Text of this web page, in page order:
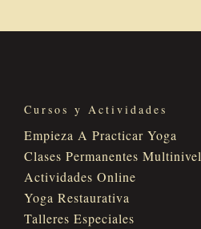
Cursos y Actividades
Empieza A Practicar Yoga
Clases Permanentes Multinivel
Actividades Online
Yoga Restaurativa
Talleres Especiales